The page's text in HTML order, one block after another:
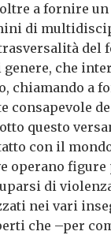
a fornire un
di
del
che
chiamando a
consapevole
questo
con il
operano
di
nei vari
che –per